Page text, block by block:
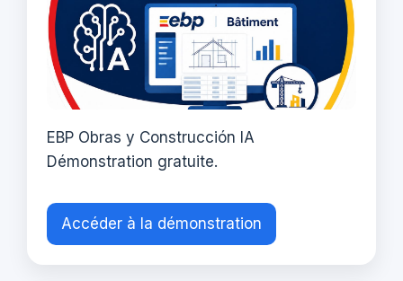
EBP Obras y Construcción IA
Démonstration gratuite.
Accéder à la démonstration